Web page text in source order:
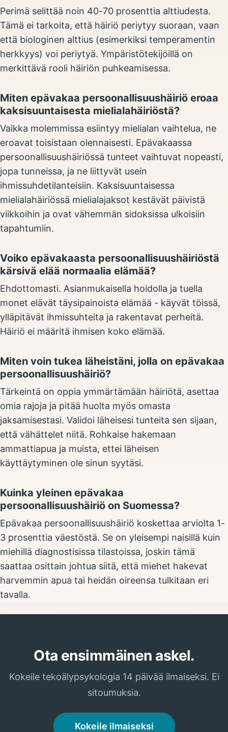
Perimä selittää noin 40-70 prosenttia alttiudesta.
Tämä ei tarkoita, että häiriö periytyy suoraan, vaan
että biologinen alttius (esimerkiksi temperamentin
herkkyys) voi periytyä. Ympäristötekijöillä on
merkittävä rooli häiriön puhkeamisessa.
Miten epävakaa persoonallisuushäiriö eroaa
kaksisuuntaisesta mielialahäiriöstä?
Vaikka molemmissa esiintyy mielialan vaihtelua, ne
eroavat toisistaan olennaisesti. Epävakaassa
persoonallisuushäiriössä tunteet vaihtuvat nopeasti,
jopa tunneissa, ja ne liittyvät usein
ihmissuhdetilanteisiin. Kaksisuuntaisessa
mielialahäiriössä mielialajaksot kestävät päivistä
viikkoihin ja ovat vähemmän sidoksissa ulkoisiin
tapahtumiin.
Voiko epävakaasta persoonallisuushäiriöstä
kärsivä elää normaalia elämää?
Ehdottomasti. Asianmukaisella hoidolla ja tuella
monet elävät täysipainoista elämää - käyvät töissä,
ylläpitävät ihmissuhteita ja rakentavat perheitä.
Häiriö ei määritä ihmisen koko elämää.
Miten voin tukea läheistäni, jolla on epävakaa
persoonallisuushäiriö?
Tärkeintä on oppia ymmärtämään häiriötä, asettaa
omia rajoja ja pitää huolta myös omasta
jaksamisestasi. Validoi läheisesi tunteita sen sijaan,
että vähättelet niitä. Rohkaise hakemaan
ammattiapua ja muista, ettei läheisen
käyttäytyminen ole sinun syytäsi.
Kuinka yleinen epävakaa
persoonallisuushäiriö on Suomessa?
Epävakaa persoonallisuushäiriö koskettaa arviolta 1-
3 prosenttia väestöstä. Se on yleisempi naisillä kuin
miehillä diagnostisissa tilastoissa, joskin tämä
saattaa osittain johtua siitä, että miehet hakevat
harvemmin apua tai heidän oireensa tulkitaan eri
tavalla.
Ota ensimmäinen askel.
Kokeile tekoälypsykologia 14 päivää ilmaiseksi. Ei
sitoumuksia.
Kokeile ilmaiseksi